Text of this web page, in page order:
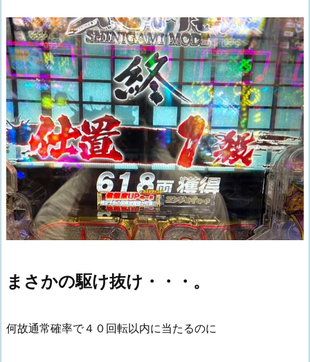
まさかの駆け抜け・・・。
何故通常確率で４０回転以内に当たるのに